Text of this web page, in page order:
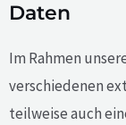
Daten
Im Rahmen
verschiedenen
teilweise auch